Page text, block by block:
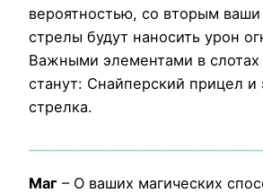
вероятностью, со вторым
стрелы будут наносить урон
Важными элементами в слотах
станут: Снайперский прицел и
стрелка.
Маг – О ваших магических